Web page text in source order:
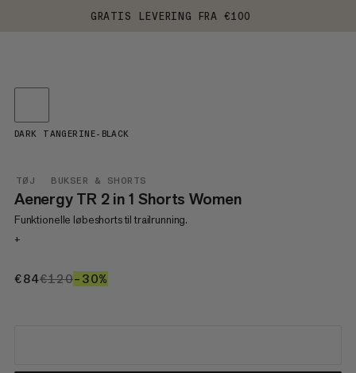
GRATIS LEVERING FRA €100
TØJ BUKSER & SHORTS
Aenergy TR 2 in 1 Shorts Women
Funktionelle løbeshorts til trailrunning.
+
€84€84
€120€120
–30%
DARK TANGERINE-BLACK